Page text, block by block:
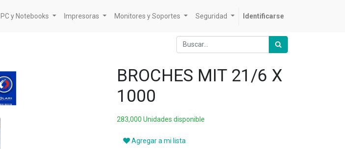
PC y Notebooks Impresoras Monitores y Soportes Seguridad Identificarse
BROCHES MIT 21/6 X
1000
283,000 Unidades disponible
Agregar a mi lista